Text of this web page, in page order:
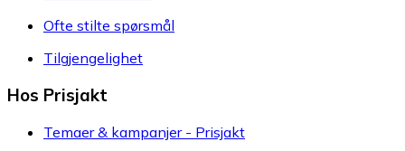
Ofte stilte spørsmål
Tilgjengelighet
Hos Prisjakt
Temaer & kampanjer - Prisjakt